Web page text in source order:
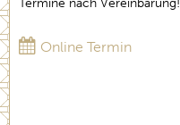
Termine nach Vereinbarung!
Online Termin